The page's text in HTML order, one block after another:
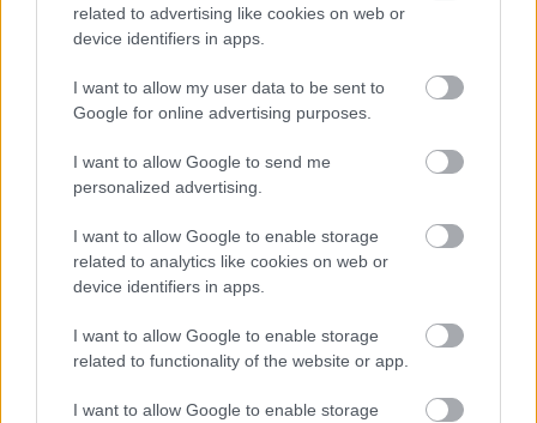
related to advertising like cookies on web or
device identifiers in apps.
I want to allow my user data to be sent to
Google for online advertising purposes.
I want to allow Google to send me
personalized advertising.
I want to allow Google to enable storage
related to analytics like cookies on web or
device identifiers in apps.
I want to allow Google to enable storage
related to functionality of the website or app.
I want to allow Google to enable storage
A titkosított platformokat használó bűnözők is
elkaphatók (VIDEÓ+GALÉRIA)